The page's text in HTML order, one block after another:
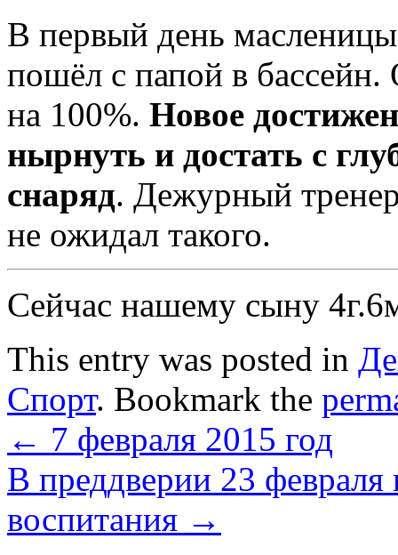
В первый день
пошёл с папой в
на 100%. Новое
нырнуть и достать с
снаряд. Дежурный
не ожидал такого.
Сейчас нашему сыну
This entry was posted in
Спорт. Bookmark the
← 7 февраля 2015 год
В преддверии 23 февраля
воспитания →